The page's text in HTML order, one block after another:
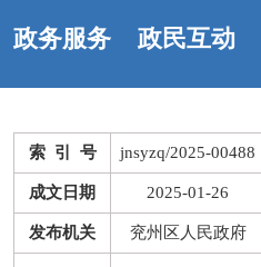
政务服务 政民互动
索 引 号 jnsyzq/2025-00488
成文日期 2025-01-26
发布机关 兖州区人民政府